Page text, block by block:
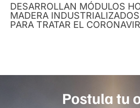
DESARROLLAN MÓDULOS
MADERA
PARA TRATAR EL
Postula tu